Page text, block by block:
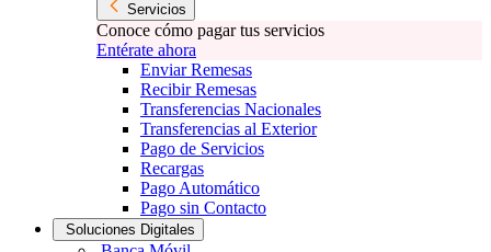
Servicios
Conoce cómo pagar tus servicios
Entérate ahora
Enviar Remesas
Recibir Remesas
Transferencias Nacionales
Transferencias al Exterior
Pago de Servicios
Recargas
Pago Automático
Pago sin Contacto
Soluciones Digitales